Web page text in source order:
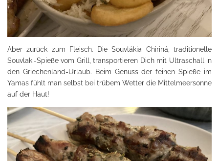
Aber zurück zum Fleisch. Die Souvlákia Chiriná, traditionelle
Souvlaki-Spieße vom Grill, transportieren Dich mit Ultraschall in
den Griechenland-Urlaub. Beim Genuss der feinen Spieße im
Yamas fühlt man selbst bei trübem Wetter die Mittelmeersonne
auf der Haut!